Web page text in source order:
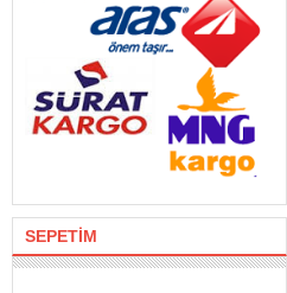
SEPETİM
Sepete Ekle